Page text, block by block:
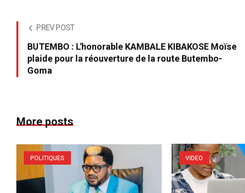
PREV POST
BUTEMBO : L'honorable KAMBALE KIBAKOSE Moïse
plaide pour la réouverture de la route Butembo-
Goma
More posts
POLITIQUES VIDEO